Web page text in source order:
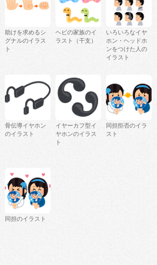
助けを求めるシ
グナルのイラス
ト
ヘビの家族のイ
ラスト（干支）
いろいろなイヤ
ホン・ヘッドホ
ンをつけた人の
イラスト
骨伝導イヤホン
のイラスト
イヤーカフ型イ
ヤホンのイラス
ト
同担拒否のイラ
スト
同担のイラスト